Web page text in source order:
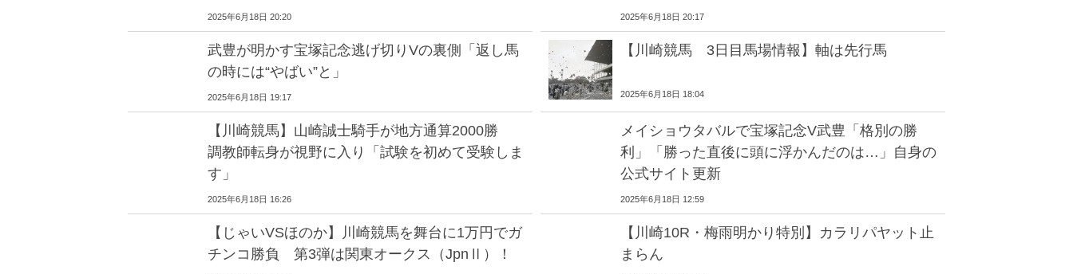
2025年6月18日 20:20 2025年6月18日 20:17
武豊が明かす宝塚記念逃げ切りVの裏側「返し馬
の時には“やばい”と」
2025年6月18日 19:17
【川崎競馬 3日目馬場情報】軸は先行馬
2025年6月18日 18:04
【川崎競馬】山崎誠士騎手が地方通算2000勝
調教師転身が視野に入り「試験を初めて受験しま
す」
2025年6月18日 16:26
メイショウタバルで宝塚記念V武豊「格別の勝
利」「勝った直後に頭に浮かんだのは…」自身の
公式サイト更新
2025年6月18日 12:59
【じゃいVSほのか】川崎競馬を舞台に1万円でガ
チンコ勝負 第3弾は関東オークス（JpnⅡ）！
【川崎10R・梅雨明かり特別】カラリパヤット止
まらん